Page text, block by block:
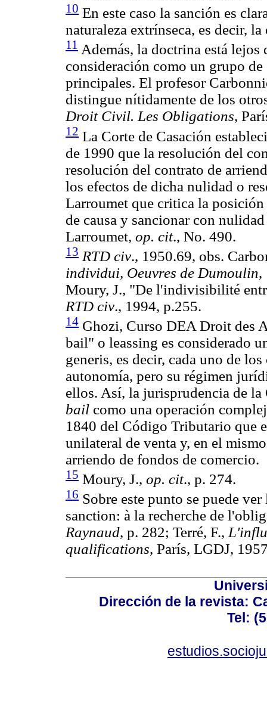
10 En este caso la sanción es
naturaleza extrínseca, es decir, la
11 Además, la doctrina está lejos
consideración como un grupo
principales. El profesor
distingue nítidamente de los
Droit Civil. Les Obligations,
12 La Corte de Casación
de 1990 que la resolución del
resolución del contrato de
los efectos de dicha nulidad o
Larroumet que critica la
de causa y sancionar con
Larroumet, op. cit., No. 490.
13 RTD civ., 1950.69, obs.
individui, Oeuvres de Dumoulin,
Moury, J., "De l'indivisibilité
RTD civ., 1994, p.255.
14 Ghozi, Curso DEA Droit des
bail" o leassing es considerado
generis, es decir, cada uno de
autonomía, pero su régimen
ellos. Así, la jurisprudencia de
bail como una operación
1840 del Código Tributario que
unilateral de venta y, en el
arriendo de fondos de comercio.
15 Moury, J., op. cit., p. 274.
16 Sobre este punto se puede
sanction: à la recherche de
Raynaud, p. 282; Terré, F.,
qualifications, París, LGDJ,
Dirección de la revista:
Tel: